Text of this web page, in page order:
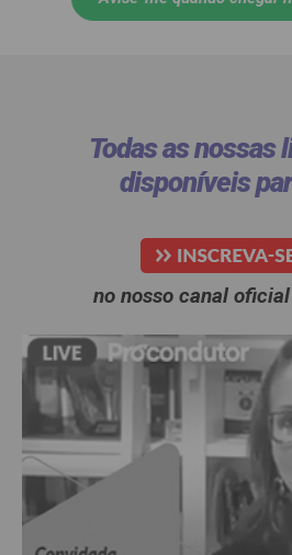
Todas as nossas
disponíveis
no nosso canal oficial